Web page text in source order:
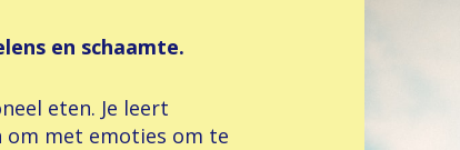
en schaamte.
eten. Je leert
om met emoties om te